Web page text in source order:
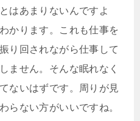
はあまりないんですよ
かります。これも仕事を
り回されながら仕事して
ません。そんな眠れなく
ないはずです。周りが見
らない方がいいですね。